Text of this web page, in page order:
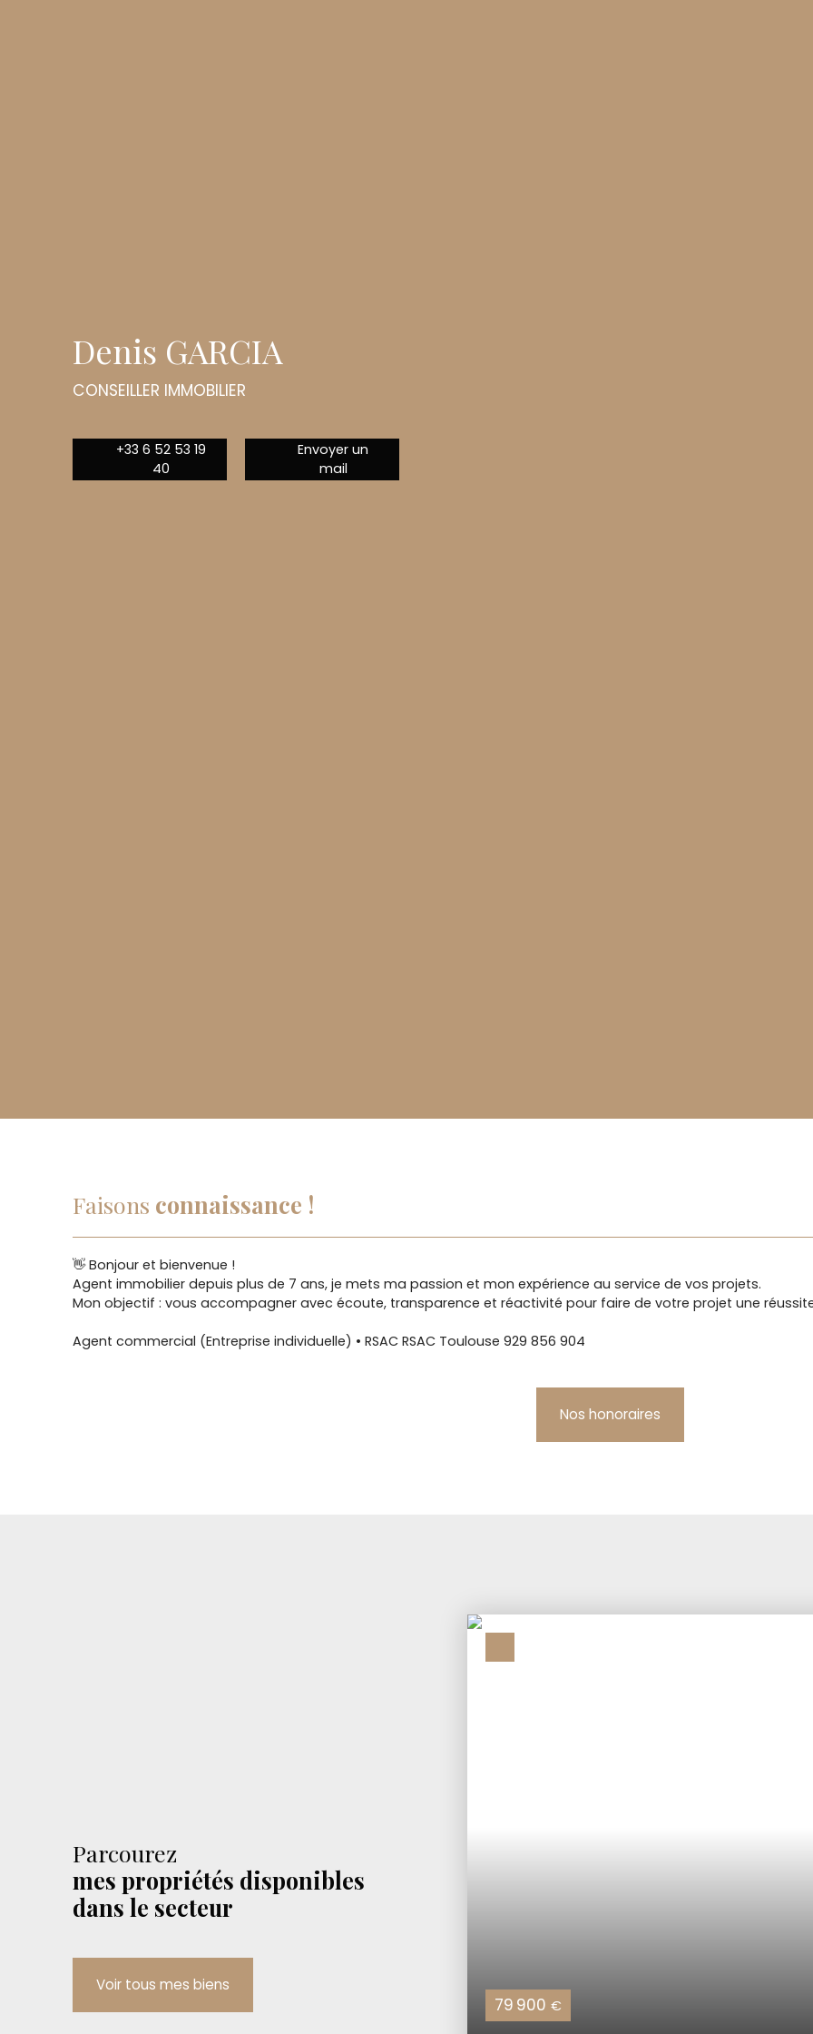
Denis GARCIA
CONSEILLER IMMOBILIER
+33 6 52 53 19
40
Envoyer un
mail
Faisons connaissance !
👋 Bonjour et bienvenue !
Agent immobilier depuis plus de 7 ans, je mets ma passion et mon expérience au service de vos projets.
Mon objectif : vous accompagner avec écoute, transparence et réactivité pour faire de votre projet une
Agent commercial (Entreprise individuelle) • RSAC RSAC Toulouse 929 856 904
Nos honoraires
Parcourez
mes propriétés disponibles
dans le secteur
Voir tous mes biens
79 900 €